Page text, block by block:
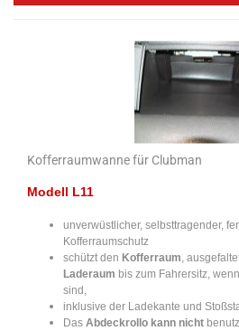
Kofferraumwanne für Clubman
Modell L11
unverwüstlicher, selbsttragender,
Kofferraumschutz
schützt den Kofferraum,
Laderaum bis zum Fahrersitz,
sind,
inklusive der Ladekante und
Das Abdeckrollo kann nicht